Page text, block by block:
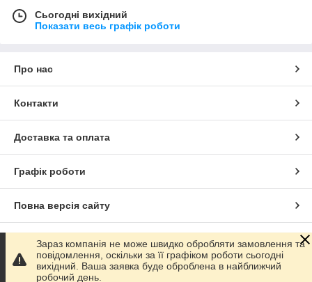
Сьогодні вихідний
Показати весь графік роботи
Про нас
Контакти
Доставка та оплата
Графік роботи
Повна версія сайту
Сайт створено на маркетплейсіProm.ua
Політика конфіденційності
Зараз компанія не може швидко обробляти замовлення та
повідомлення, оскільки за її графіком роботи сьогодні
вихідний. Ваша заявка буде оброблена в найближчий
робочий день.